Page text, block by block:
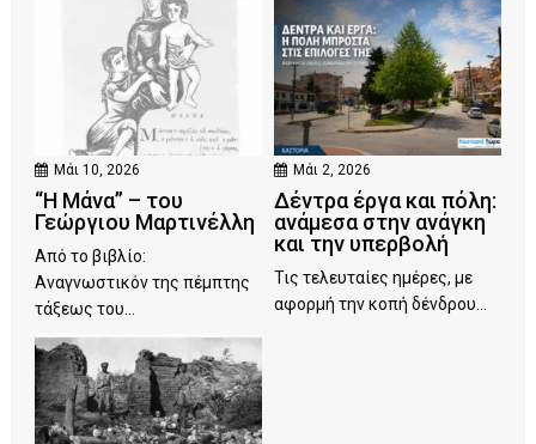
Μάι 10, 2026
“Η Μάνα” – του
Γεώργιου Μαρτινέλλη
Από το βιβλίο:
Αναγνωστικόν της πέμπτης
τάξεως του...
Μάι 2, 2026
Δέντρα έργα και πόλη:
ανάμεσα στην ανάγκη
και την υπερβολή
Τις τελευταίες ημέρες, με
αφορμή την κοπή δένδρου...